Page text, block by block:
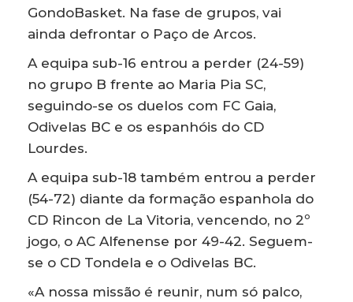
GondoBasket. Na fase de grupos, vai
ainda defrontar o Paço de Arcos.
A equipa sub-16 entrou a perder (24-59)
no grupo B frente ao Maria Pia SC,
seguindo-se os duelos com FC Gaia,
Odivelas BC e os espanhóis do CD
Lourdes.
A equipa sub-18 também entrou a perder
(54-72) diante da formação espanhola do
CD Rincon de La Vitoria, vencendo, no 2º
jogo, o AC Alfenense por 49-42. Seguem-
se o CD Tondela e o Odivelas BC.
«A nossa missão é reunir, num só palco,